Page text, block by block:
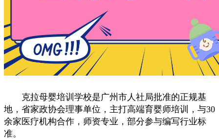
克拉母婴培训学校是广州市人社局批准的正规基
地，省家政协会理事单位，主打高端育婴师培训，与30
余家医疗机构合作，师资专业，部分参与编写行业标
准。